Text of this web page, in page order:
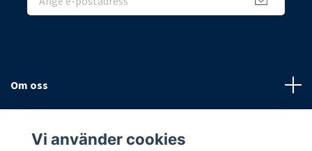
Om oss
Vi använder cookies